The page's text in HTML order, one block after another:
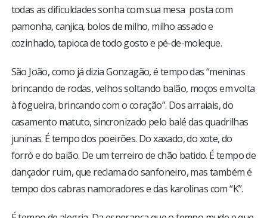
ENTRETENIMENTO
TV LPB
FOTOS
COLUNISTAS
todas as dificuldades sonha com sua mesa posta com
pamonha, canjica, bolos de milho, milho assado e
cozinhado, tapioca de todo gosto e pé-de-moleque.
São João, como já dizia Gonzagão, é tempo das “meninas
brincando de rodas, velhos soltando balão, moços em volta
à fogueira, brincando com o coração”. Dos arraiais, do
casamento matuto, sincronizado pelo balé das quadrilhas
juninas. É tempo dos poeirões. Do xaxado, do xote, do
forró e do baião. De um terreiro de chão batido. É tempo de
dançador ruim, que reclama do sanfoneiro, mas também é
tempo dos cabras namoradores e das karolinas com “K”.